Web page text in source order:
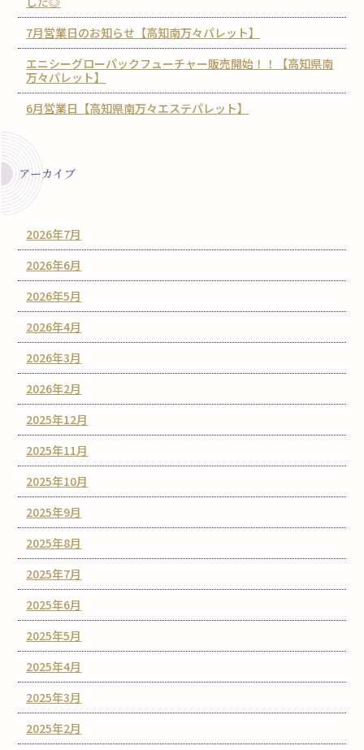
7月営業日のお知らせ【高知南万々パレット】
エニシーグローパックフューチャー販売開始！！【高知県南
万々パレット】
6月営業日【高知県南万々エステパレット】
アーカイブ
2026年7月
2026年6月
2026年5月
2026年4月
2026年3月
2026年2月
2025年12月
2025年11月
2025年10月
2025年9月
2025年8月
2025年7月
2025年6月
2025年5月
2025年4月
2025年3月
2025年2月